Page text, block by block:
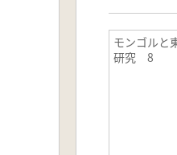
モンゴルと
研究 8